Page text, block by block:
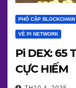
PHỔ CẬP
VỀ PI NETWORK
Pi DEX: 65
CỰC HIẾM